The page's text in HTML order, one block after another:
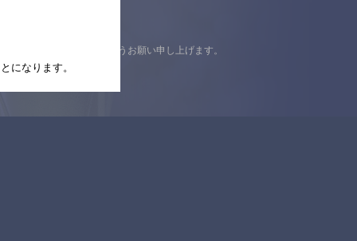
の上ご来店くださいますようお願い申し上げます。
になります。